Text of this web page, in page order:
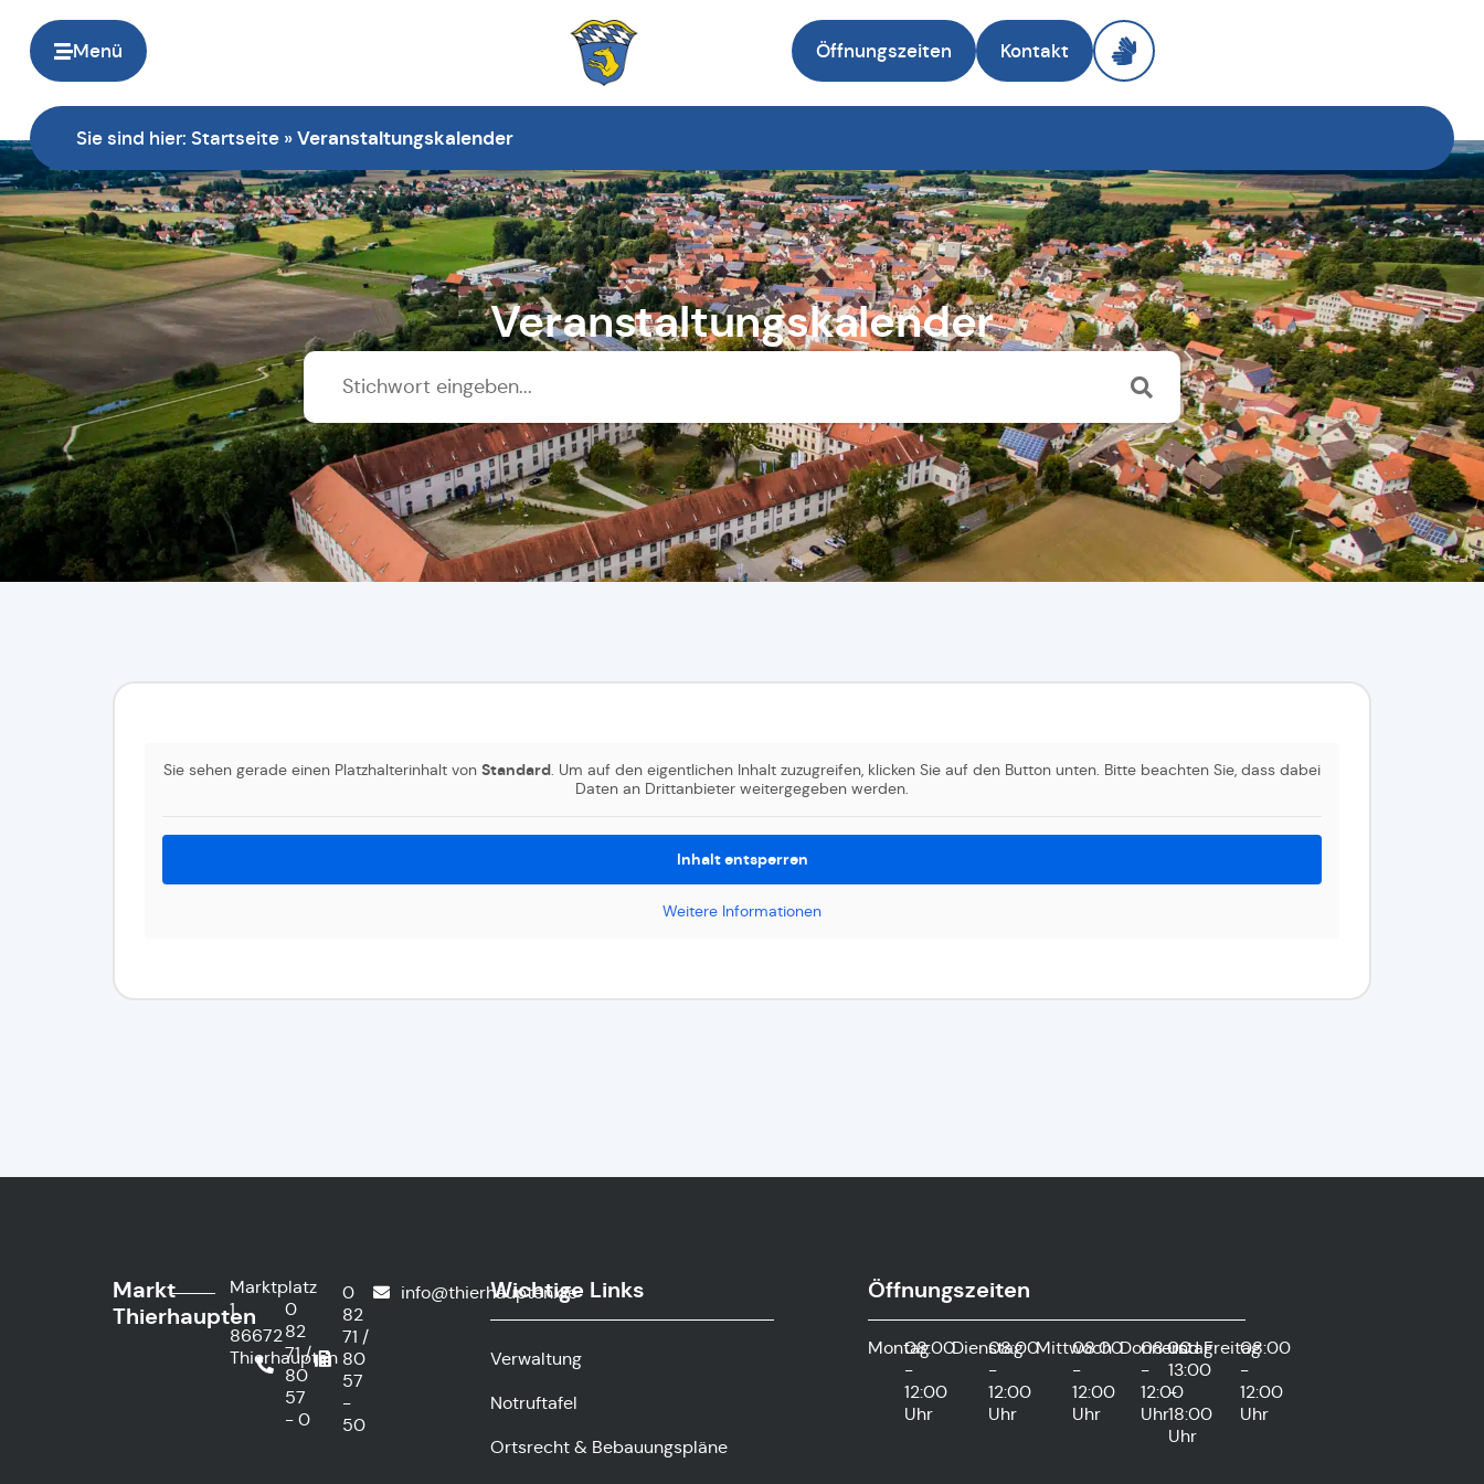
springen
Menü
Zur Startseite
Öffnungszeiten Kontakt
Sie sind hier: Startseite »Veranstaltungskalender
Veranstaltungskalender
Sie sehen gerade einen Platzhalterinhalt von Standard . Um auf den eigentlichen Inhalt zuzugreifen, klicken Sie auf den Button unten. Bitte beachten Sie, dass dabei
Daten an Drittanbieter weitergegeben werden.
Inhalt entsperren
Weitere Informationen
Markt
Thierhaupten
Marktplatz
1
86672
Thierhaupten
0
82
71 /
80
57
- 0
0
82
71 /
80
57
-
50
info@thierhaupten.de
Wichtige Links
Verwaltung
Notruftafel
Ortsrecht & Bebauungspläne
Öffnungszeiten
Montag08:00
-
12:00
Uhr
Dienstag
08:00
-
12:00
Uhr
Mittwoch
08:00
-
12:00
Uhr
Donnerstag
08:00
-
12:00
Uhr
und
13:00
-
18:00
Uhr
Freitag08:00
-
12:00
Uhr